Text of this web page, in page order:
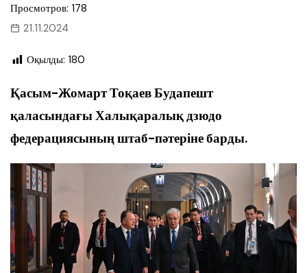
Просмотров: 178
21.11.2024
Оқылды: 180
Қасым-Жомарт Тоқаев Будапешт
қаласындағы Халықаралық дзюдо
федерациясының штаб-пәтеріне барды.